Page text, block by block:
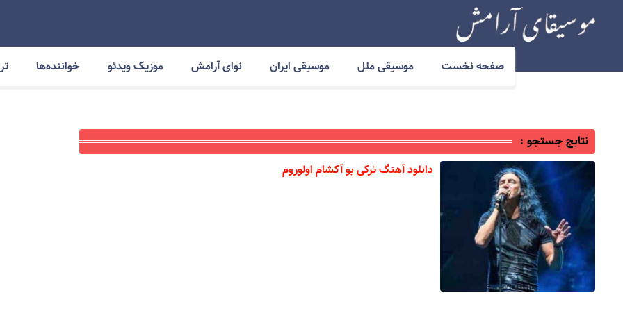
صفحه نخست موسیقی ملل موسیقی ایران نوای آرامش موزیک ویدئو خواننده‌ها
نتایج جستجو :
دانلود آهنگ ترکی بو آکشام اولوروم